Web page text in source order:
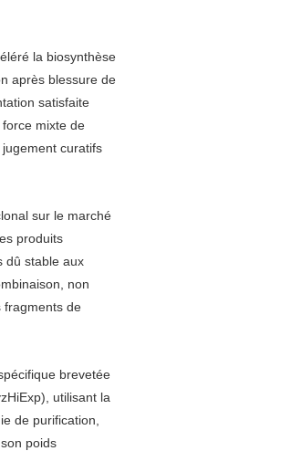
la biosynthèse
après blessure de
satisfaite
mixte de
curatifs
sur le marché
produits
dû stable aux
non
fragments de
brevetée
utilisant la
de purification,
poids